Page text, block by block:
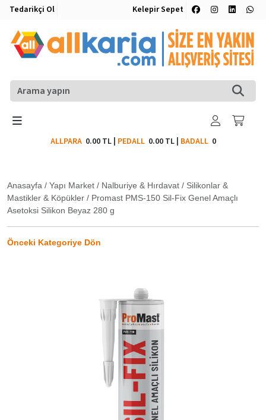
Tedarikçi Ol Kelepir Sepet
ALLPARA 0.00 TL| PEDALL 0.00 TL| BADALL0
Anasayfa / Yapı Market / Nalburiye & Hırdavat / Silikonlar &
Mastikler & Köpükler / Promast PMS-150 Sil-Fix Genel Amaçlı
Asetoksi Silikon Beyaz 280 g
Önceki Kategoriye Dön